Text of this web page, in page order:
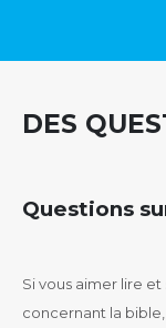
DES
Questions
Si vous aimer lire
concernant la